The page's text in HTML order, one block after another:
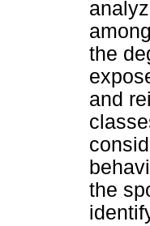
the
and
the